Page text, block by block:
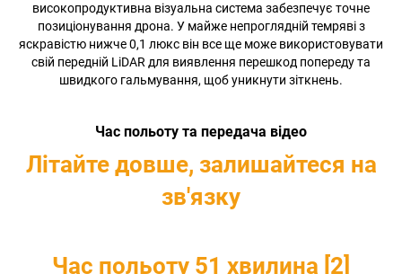
високопродуктивна візуальна система забезпечує точне
позиціонування дрона. У майже непроглядній темряві з
яскравістю нижче 0,1 люкс він все ще може використовувати
свій передній LiDAR для виявлення перешкод попереду та
швидкого гальмування, щоб уникнути зіткнень.
Час польоту та передача відео
Літайте довше, залишайтеся на
зв'язку
Час польоту 51 хвилина [2]